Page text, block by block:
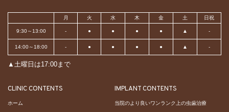
月 火 水 木 金 土 日祝
9:30～13:00 - ● ● ● ● ▲ -
14:00～18:00 - ● ● ● ● ▲ -
▲土曜日は17:00まで
CLINIC CONTENTS
ホーム
IMPLANT CONTENTS
当院のより良いワンランク上の虫歯治療